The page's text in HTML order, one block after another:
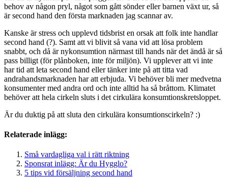
behov av någon pryl, något som gått sönder eller barnen växt ur, så
är second hand den första marknaden jag scannar av.
Kanske är stress och upplevd tidsbrist en orsak att folk inte handlar
second hand (?). Samt att vi blivit så vana vid att lösa problem
snabbt, och då är nykonsumtion närmast till hands när det ändå är så
pass billigt (för plånboken, inte för miljön). Vi upplever att vi inte
har tid att leta second hand eller tänker inte på att titta vad
andrahandsmarknaden har att erbjuda. Vi behöver bli mer medvetna
konsumenter med andra ord och inte alltid ha så bråttom. Klimatet
behöver att hela cirkeln sluts i det cirkulära konsumtionskretsloppet.
Är du duktig på att sluta den cirkulära konsumtionscirkeln? :)
Relaterade inlägg:
Små vardagliga val i rätt riktning
Sponsrat inlägg: Är du Hygglo?
5 tips vid försäljning second hand